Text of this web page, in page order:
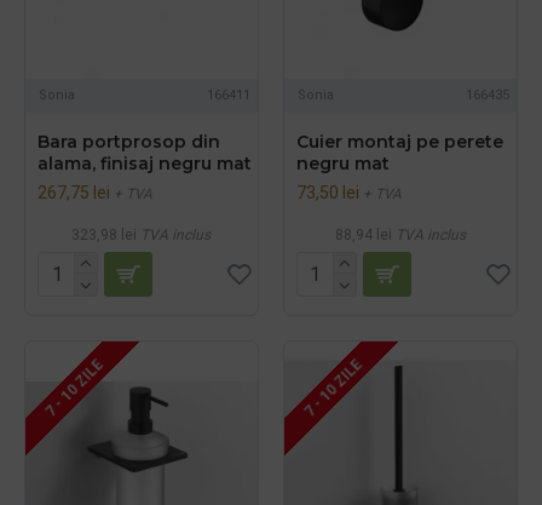
Sonia 166411
Bara portprosop din
alama, finisaj negru mat
267,75 lei + TVA
323,98 lei TVA inclus
Sonia 166435
Cuier montaj pe perete
negru mat
73,50 lei + TVA
88,94 lei TVA inclus
7 - 10 ZILE 7 - 10 ZILE